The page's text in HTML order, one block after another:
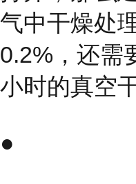
气中干燥处
0.2%，还需
小时的真空
●